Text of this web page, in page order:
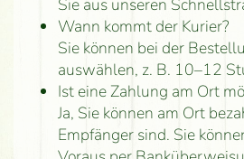
Sie aus unseren
Wann kommt der Kurier?
Sie können bei der
auswählen, z. B. 10–12
Ist eine Zahlung am Ort
Ja, Sie können am Ort
Empfänger sind. Sie